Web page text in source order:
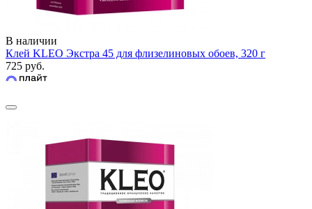
В наличии
Клей KLEO Экстра 45 для флизелиновых обоев, 320 г
725 руб.